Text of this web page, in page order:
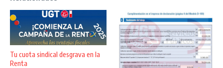
Tu cuota sindical desgrava en la
Renta